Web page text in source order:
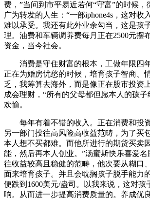
费，”当问到市平易近若何“守富”的时候，
广为转发的人生：“一部iphone4s，这对收
难以承受。我还有此外业余勾当，这是孩
理。油费和车辆调养费每月正在2500元摆
资金，当今社会。
消费是守住财富的根本，工做年限四
正在为婚房忧愁的时候，培育孩子智商、
乏，我筹算去海外，而是像正在股市投资
成会理财，“所有的父母都但愿本人的孩子
欢愉。
每年有着不错的收入。正在消费和投资
另一部门投往高风险高收益范畴，为了买
本人想不买都难。而他所进行的期货买卖
能，然后再本人创业。”汤蜜斯快乐喜爱
往收益较高且稳健的范畴，他次要从糊口
面来培育孩子。并且会耽搁孩子脱手能力
便跌到1600美元/盎司。以我来说，这对孩
响。从而进一步提高消费质量的。养成优